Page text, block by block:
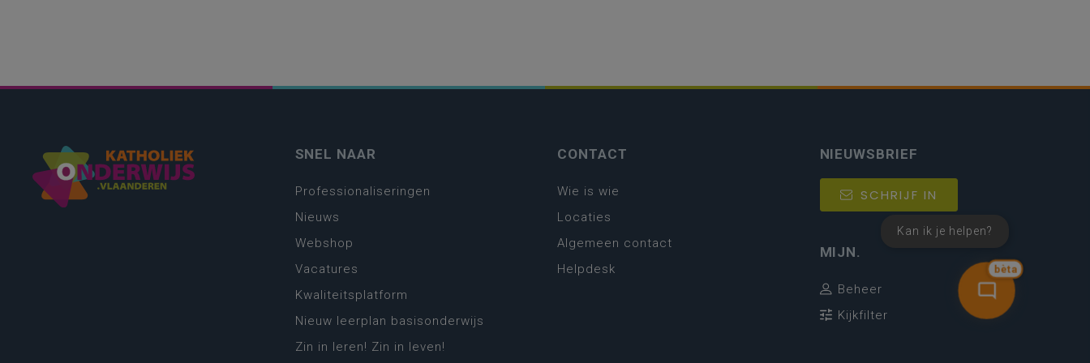
bèta
Kan ik je helpen?
SNEL NAAR
Professionaliseringen
Nieuws
Webshop
Vacatures
Kwaliteitsplatform
Nieuw leerplan basisonderwijs
Zin in leren! Zin in leven!
CONTACT
Wie is wie
Locaties
Algemeen contact
Helpdesk
NIEUWSBRIEF
SCHRIJF IN
MIJN.
Beheer
Kijkfilter